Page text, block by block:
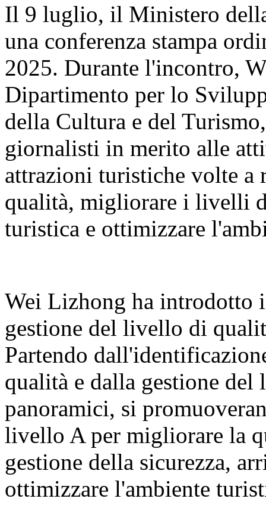
Il 9 luglio, il Ministero
una conferenza stampa
2025. Durante l'incontro,
Dipartimento per lo
della Cultura e del
giornalisti in merito alle
attrazioni turistiche volte a
qualità, migliorare i livelli
turistica e ottimizzare
Wei Lizhong ha introdotto
gestione del livello di
Partendo
qualità e dalla gestione
panoramici, si
livello A per migliorare la
gestione della sicurezza,
ottimizzare l'ambiente